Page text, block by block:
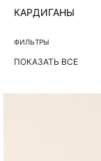
КАРДИГАНЫ
ФИЛЬТРЫ
ПОКАЗАТЬ ВСЕ